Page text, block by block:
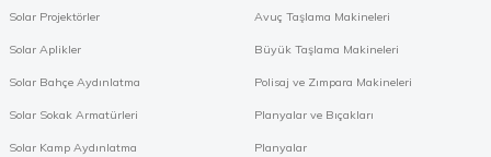
Solar Projektörler
Solar Aplikler
Solar Bahçe Aydınlatma
Solar Sokak Armatürleri
Solar Kamp Aydınlatma
Avuç Taşlama Makineleri
Büyük Taşlama Makineleri
Polisaj ve Zımpara Makineleri
Planyalar ve Bıçakları
Planyalar